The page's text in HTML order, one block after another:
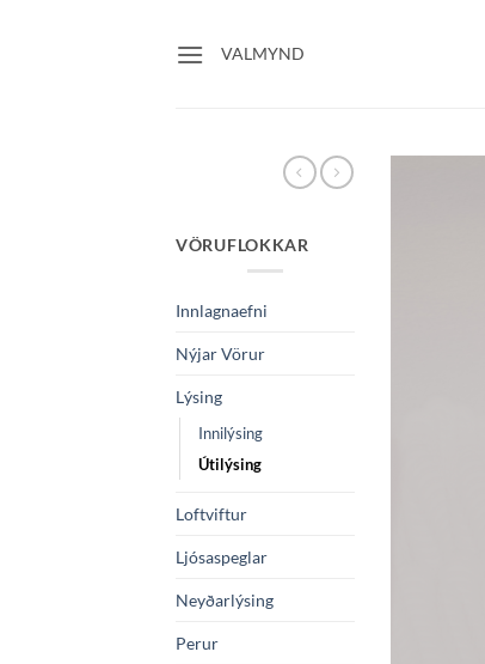
VALMYND
VÖRUFLOKKAR
Innlagnaefni
Nýjar Vörur
Lýsing
Innilýsing
Útilýsing
Loftviftur
Ljósaspeglar
Neyðarlýsing
Perur